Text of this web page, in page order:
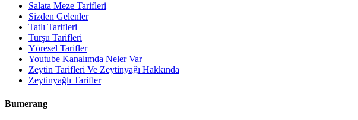
Salata Meze Tarifleri
Sizden Gelenler
Tatlı Tarifleri
Turşu Tarifleri
Yöresel Tarifler
Youtube Kanalımda Neler Var
Zeytin Tarifleri Ve Zeytinyağı Hakkında
Zeytinyağlı Tarifler
Bumerang